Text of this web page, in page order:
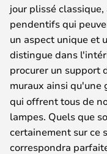
jour plissé
pendentifs qui
un aspect unique et
distingue dans
procurer un support
muraux ainsi qu'une
qui offrent tous de
lampes. Quels que
certainement sur ce
correspondra